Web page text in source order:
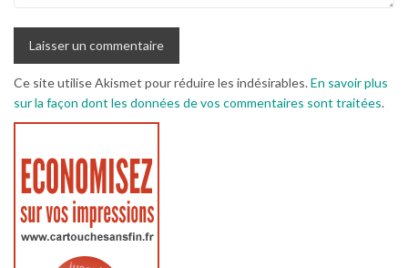
Ce site utilise Akismet pour réduire les indésirables.En savoir plus
sur la façon dont les données de vos commentaires sont traitées.